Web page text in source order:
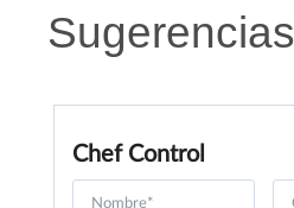
Sugerencias
Chef Control